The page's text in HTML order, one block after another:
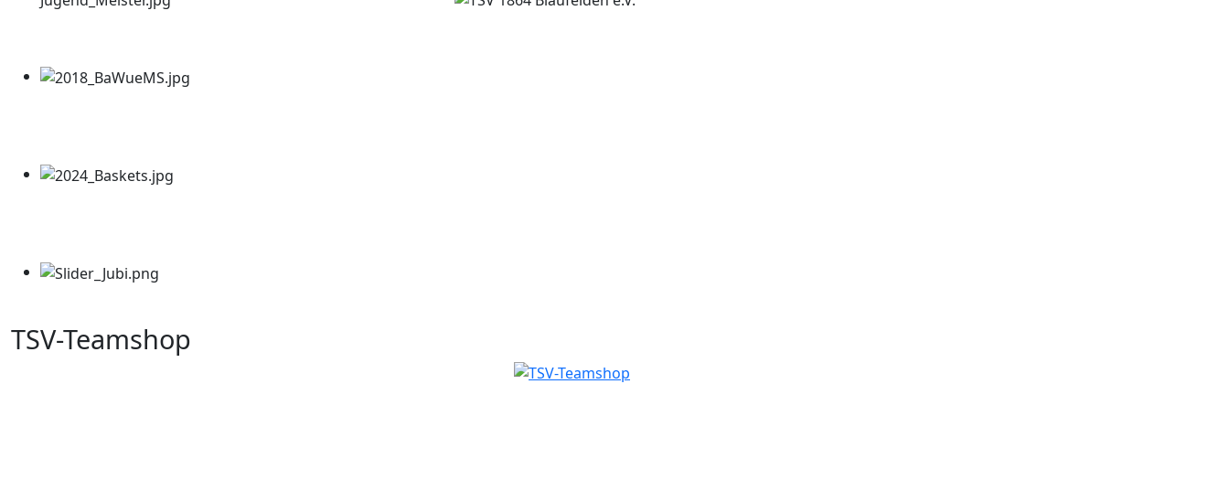
TSV-Teamshop